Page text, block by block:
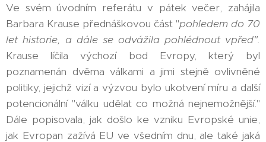
Ve svém úvodním referátu v pátek večer, zahájila
Barbara Krause přednáškovou část "pohledem do 70
let historie, a dále se odvážila pohlédnout vpřed".
Krause líčila výchozí bod Evropy, který byl
poznamenán dvěma válkami a jimi stejně ovlivněné
politiky, jejichž vizí a výzvou bylo ukotvení míru a další
potencionální "válku udělat co možná nejnemožnější."
Dále popisovala, jak došlo ke vzniku Evropské unie,
jak Evropan zažívá EU ve všedním dnu, ale také jaká